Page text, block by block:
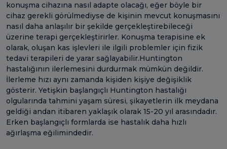
konuşma cihazına nasıl adapte olacağı, eğer böyle bir
cihaz gerekli görülmediyse de kişinin mevcut konuşmasını
nasıl daha anlaşılır bir şekilde gerçekleştirebileceği
üzerine terapi gerçekleştirirler. Konuşma terapisine ek
olarak, oluşan kas işlevleri ile ilgili problemler için fizik
tedavi terapileri de yarar sağlayabilir.Huntington
hastalığının ilerlemesini durdurmak mümkün değildir.
İlerleme hızı aynı zamanda kişiden kişiye değişiklik
gösterir. Yetişkin başlangıçlı Huntington hastalığı
olgularında tahmini yaşam süresi, şikayetlerin ilk meydana
geldiği andan itibaren yaklaşık olarak 15-20 yıl arasındadır.
Erken başlangıçlı formlarda ise hastalık daha hızlı
ağırlaşma eğilimindedir.